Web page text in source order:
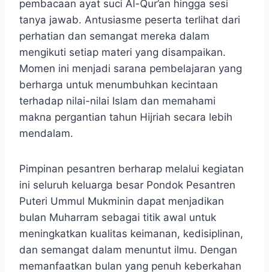
pembacaan ayat suci Al-Qur’an hingga sesi
tanya jawab. Antusiasme peserta terlihat dari
perhatian dan semangat mereka dalam
mengikuti setiap materi yang disampaikan.
Momen ini menjadi sarana pembelajaran yang
berharga untuk menumbuhkan kecintaan
terhadap nilai-nilai Islam dan memahami
makna pergantian tahun Hijriah secara lebih
mendalam.
Pimpinan pesantren berharap melalui kegiatan
ini seluruh keluarga besar Pondok Pesantren
Puteri Ummul Mukminin dapat menjadikan
bulan Muharram sebagai titik awal untuk
meningkatkan kualitas keimanan, kedisiplinan,
dan semangat dalam menuntut ilmu. Dengan
memanfaatkan bulan yang penuh keberkahan